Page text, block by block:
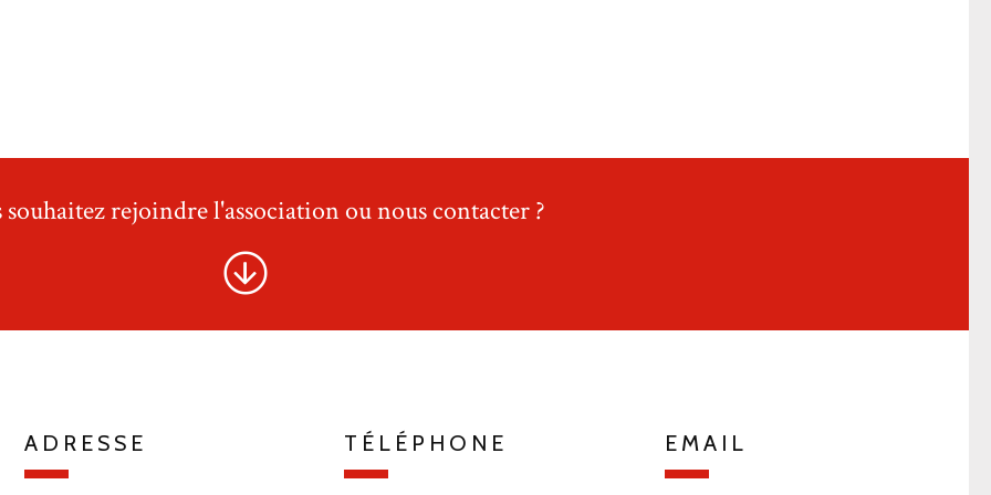
souhaitez rejoindre l'association ou nous contacter ?
ADRESSE TÉLÉPHONE EMAIL